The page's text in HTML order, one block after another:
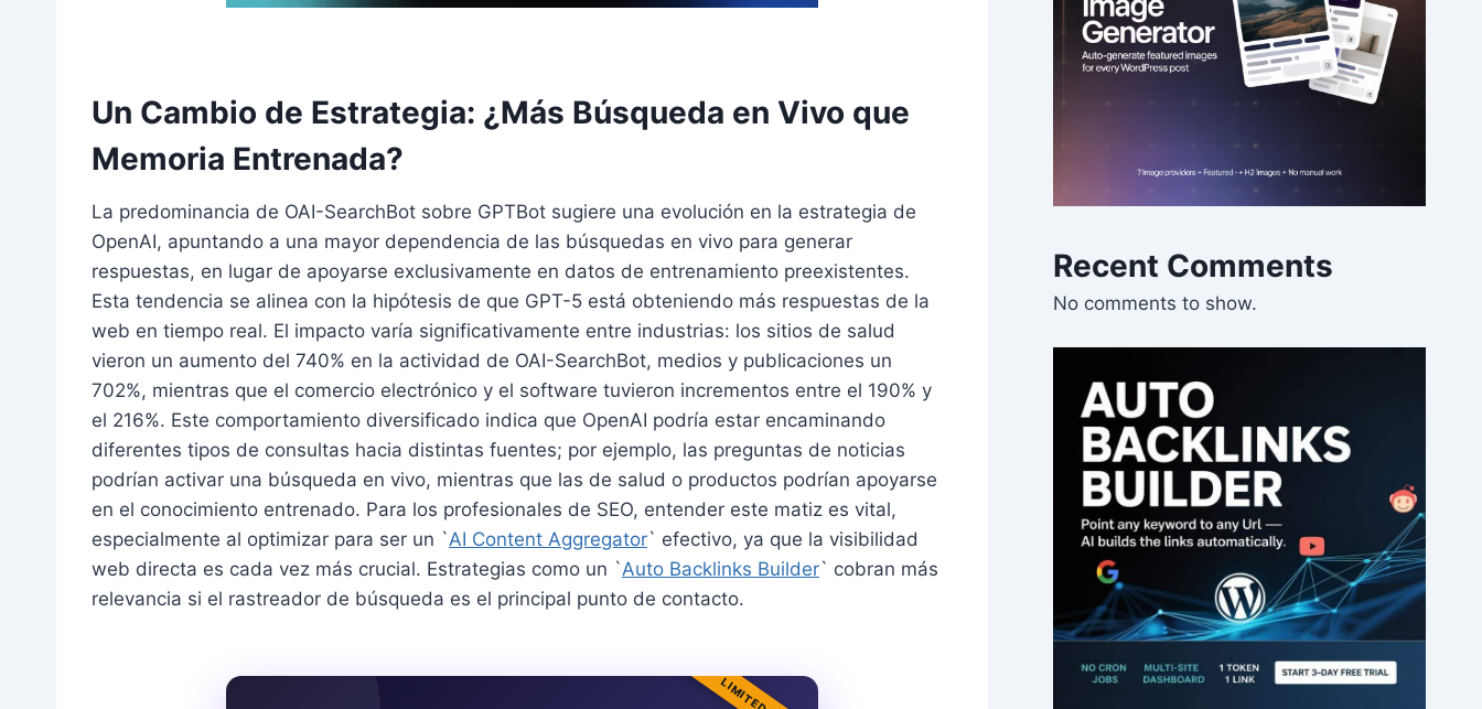
Un Cambio de Estrategia: ¿Más Búsqueda en Vivo que
Memoria Entrenada?
La predominancia de OAI-SearchBot sobre GPTBot sugiere una evolución en la estrategia de
OpenAI, apuntando a una mayor dependencia de las búsquedas en vivo para generar
respuestas, en lugar de apoyarse exclusivamente en datos de entrenamiento preexistentes.
Esta tendencia se alinea con la hipótesis de que GPT-5 está obteniendo más respuestas de la
web en tiempo real. El impacto varía significativamente entre industrias: los sitios de salud
vieron un aumento del 740% en la actividad de OAI-SearchBot, medios y publicaciones un
702%, mientras que el comercio electrónico y el software tuvieron incrementos entre el 190% y
el 216%. Este comportamiento diversificado indica que OpenAI podría estar encaminando
diferentes tipos de consultas hacia distintas fuentes; por ejemplo, las preguntas de noticias
podrían activar una búsqueda en vivo, mientras que las de salud o productos podrían apoyarse
en el conocimiento entrenado. Para los profesionales de SEO, entender este matiz es vital,
especialmente al optimizar para ser un `AI Content Aggregator` efectivo, ya que la visibilidad
web directa es cada vez más crucial. Estrategias como un `Auto Backlinks Builder` cobran más
relevancia si el rastreador de búsqueda es el principal punto de contacto.
Recent Comments
No comments to show.